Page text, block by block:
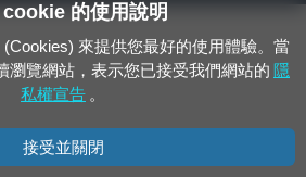
cookie 的使用說明
來提供您最好的使用體驗。當
瀏覽網站，表示您已接受我們網站的 隱
私權宣告 。
接受並關閉